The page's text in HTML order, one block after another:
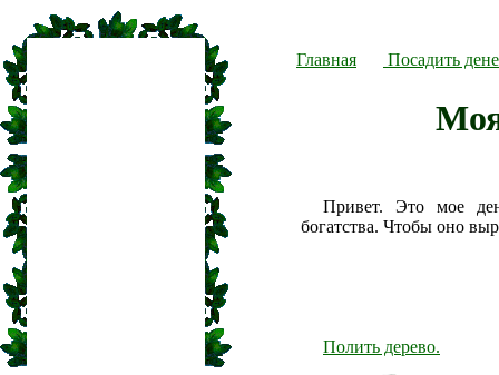
Главная Посадить
Привет. Это мое
богатства. Чтобы оно
Полить дерево.